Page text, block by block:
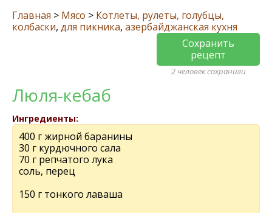
Главная > Мясо > Котлеты, рулеты, голубцы,
колбаски, для пикника, азербайджанская кухня
Сохранить
рецепт
2 человек сохранили
Люля-кебаб
Ингредиенты:
400 г жирной баранины
30 г курдючного сала
70 г репчатого лука
соль, перец
150 г тонкого лаваша